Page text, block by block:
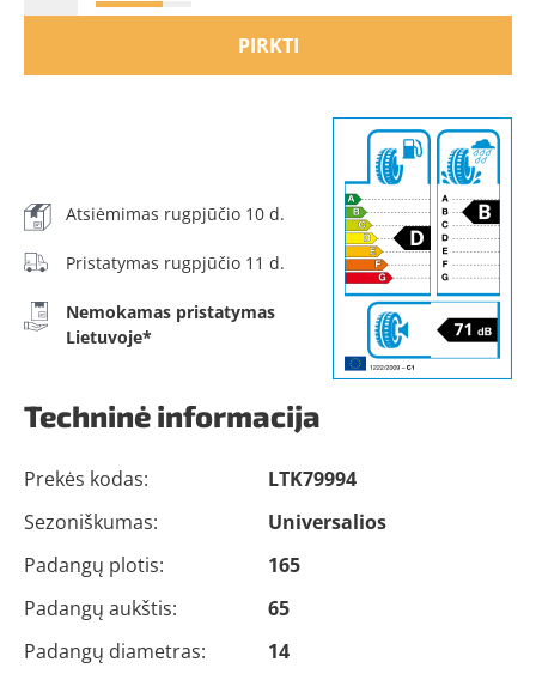
PIRKTI
Atsiėmimas rugpjūčio 10 d.
Pristatymas rugpjūčio 11 d.
Nemokamas pristatymas
Lietuvoje*
Techninė informacija
Prekės kodas:
LTK79994
Sezoniškumas:
Universalios
Padangų plotis:
165
Padangų aukštis:
65
Padangų diametras:
14